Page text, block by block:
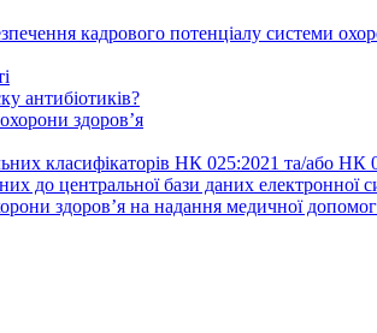
кадрового потенціалу системи
антибіотиків?
здоров’я
класифікаторів НК 025:2021 та/або НК
до центральної бази даних
здоров’я на надання медичної